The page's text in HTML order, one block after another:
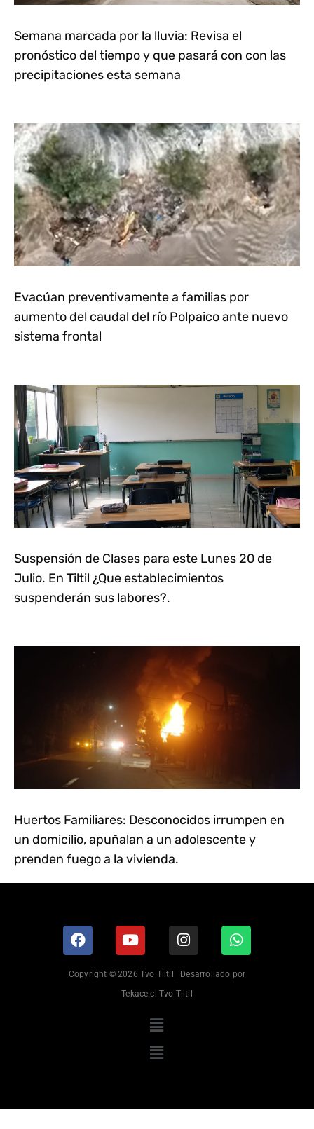
Semana marcada por la lluvia: Revisa el
pronóstico del tiempo y que pasará con con las
precipitaciones esta semana
Evacúan preventivamente a familias por
aumento del caudal del río Polpaico ante nuevo
sistema frontal
Suspensión de Clases para este Lunes 20 de
Julio. En Tiltil ¿Que establecimientos
suspenderán sus labores?.
Huertos Familiares: Desconocidos irrumpen en
un domicilio, apuñalan a un adolescente y
prenden fuego a la vivienda.
Copyright © 2026 Tvo Tiltil | Desarrollado por
Tekace.cl Tvo Tiltil